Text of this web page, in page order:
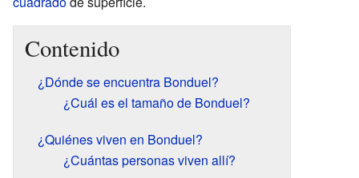
Contenido
¿Dónde se encuentra Bonduel?
¿Cuál es el tamaño de Bonduel?
¿Quiénes viven en Bonduel?
¿Cuántas personas viven allí?